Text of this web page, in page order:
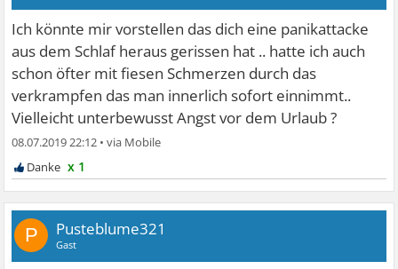
Ich könnte mir vorstellen das dich eine panikattacke
aus dem Schlaf heraus gerissen hat .. hatte ich auch
schon öfter mit fiesen Schmerzen durch das
verkrampfen das man innerlich sofort einnimmt..
Vielleicht unterbewusst Angst vor dem Urlaub ?
08.07.2019 22:12 •
x 1
P Pusteblume321
Gast